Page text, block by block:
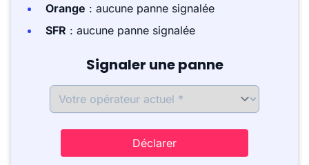
Orange : aucune panne signalée
SFR : aucune panne signalée
Signaler une panne
Déclarer